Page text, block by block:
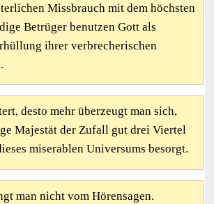
Missbrauch mit dem höchsten
Betrüger benutzen Gott als
ihrer verbrecherischen
desto mehr überzeugt man sich,
Majestät der Zufall gut drei Viertel
miserablen Universums besorgt.
man nicht vom Hörensagen.